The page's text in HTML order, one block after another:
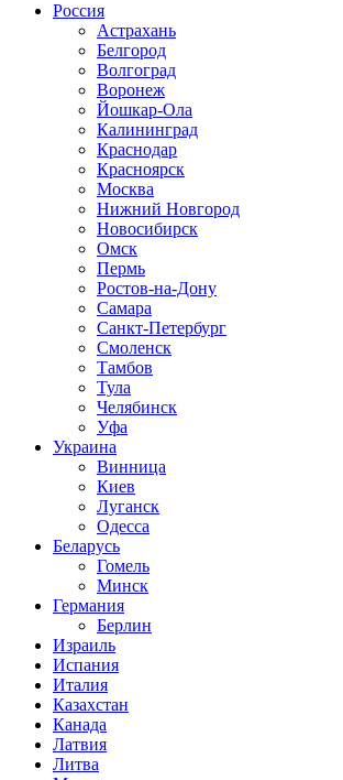
Россия
Астрахань
Белгород
Волгоград
Воронеж
Йошкар-Ола
Калининград
Краснодар
Красноярск
Москва
Нижний Новгород
Новосибирск
Омск
Пермь
Ростов-на-Дону
Самара
Санкт-Петербург
Смоленск
Тамбов
Тула
Челябинск
Уфа
Украина
Винница
Киев
Луганск
Одесса
Беларусь
Гомель
Минск
Германия
Берлин
Израиль
Испания
Италия
Казахстан
Канада
Латвия
Литва